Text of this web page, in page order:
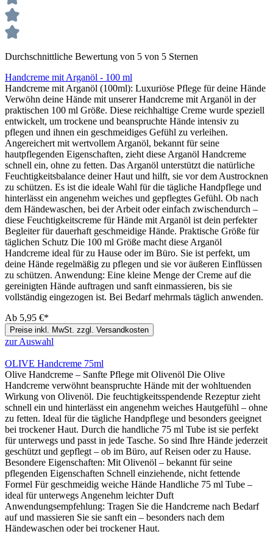
Durchschnittliche Bewertung von 5 von 5 Sternen
Handcreme mit Arganöl - 100 ml
Handcreme mit Arganöl (100ml): Luxuriöse Pflege für deine Hände
Verwöhn deine Hände mit unserer Handcreme mit Arganöl in der
praktischen 100 ml Größe. Diese reichhaltige Creme wurde speziell
entwickelt, um trockene und beanspruchte Hände intensiv zu
pflegen und ihnen ein geschmeidiges Gefühl zu verleihen.
Angereichert mit wertvollem Arganöl, bekannt für seine
hautpflegenden Eigenschaften, zieht diese Arganöl Handcreme
schnell ein, ohne zu fetten. Das Arganöl unterstützt die natürliche
Feuchtigkeitsbalance deiner Haut und hilft, sie vor dem Austrocknen
zu schützen. Es ist die ideale Wahl für die tägliche Handpflege und
hinterlässt ein angenehm weiches und gepflegtes Gefühl. Ob nach
dem Händewaschen, bei der Arbeit oder einfach zwischendurch –
diese Feuchtigkeitscreme für Hände mit Arganöl ist dein perfekter
Begleiter für dauerhaft geschmeidige Hände. Praktische Größe für
täglichen Schutz Die 100 ml Größe macht diese Arganöl
Handcreme ideal für zu Hause oder im Büro. Sie ist perfekt, um
deine Hände regelmäßig zu pflegen und sie vor äußeren Einflüssen
zu schützen. Anwendung: Eine kleine Menge der Creme auf die
gereinigten Hände auftragen und sanft einmassieren, bis sie
vollständig eingezogen ist. Bei Bedarf mehrmals täglich anwenden.
Ab 5,95 €*
Preise inkl. MwSt. zzgl. Versandkosten
zur Auswahl
OLIVE Handcreme 75ml
Olive Handcreme – Sanfte Pflege mit Olivenöl Die Olive
Handcreme verwöhnt beanspruchte Hände mit der wohltuenden
Wirkung von Olivenöl. Die feuchtigkeitsspendende Rezeptur zieht
schnell ein und hinterlässt ein angenehm weiches Hautgefühl – ohne
zu fetten. Ideal für die tägliche Handpflege und besonders geeignet
bei trockener Haut. Durch die handliche 75 ml Tube ist sie perfekt
für unterwegs und passt in jede Tasche. So sind Ihre Hände jederzeit
geschützt und gepflegt – ob im Büro, auf Reisen oder zu Hause.
Besondere Eigenschaften: Mit Olivenöl – bekannt für seine
pflegenden Eigenschaften Schnell einziehende, nicht fettende
Formel Für geschmeidig weiche Hände Handliche 75 ml Tube –
ideal für unterwegs Angenehm leichter Duft
Anwendungsempfehlung: Tragen Sie die Handcreme nach Bedarf
auf und massieren Sie sie sanft ein – besonders nach dem
Händewaschen oder bei trockener Haut.